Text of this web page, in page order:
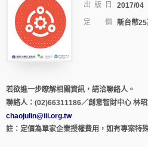
出 版 日
2017/04
定 價
新台幣25
若欲進一步瞭解相關資訊，請洽聯絡人。
聯絡人：(02)66311186／創意智財中心 林
chaojulin@iii.org.tw
註：定價為單家企業授權費用，如有專案特